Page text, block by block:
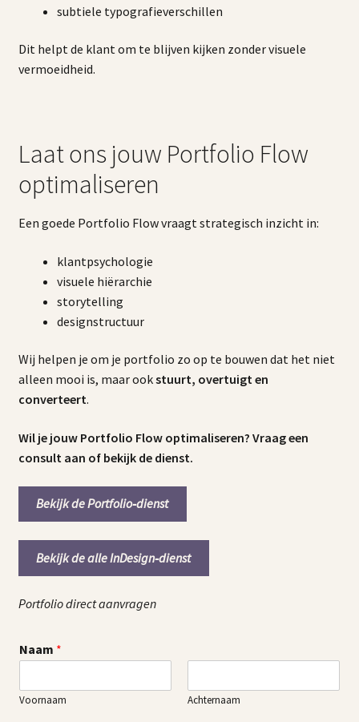
subtiele typografieverschillen
Dit helpt de klant om te blijven kijken zonder visuele
vermoeidheid.
Laat ons jouw Portfolio Flow
optimaliseren
Een goede Portfolio Flow vraagt strategisch inzicht in:
klantpsychologie
visuele hiërarchie
storytelling
designstructuur
Wij helpen je om je portfolio zo op te bouwen dat het niet
alleen mooi is, maar ookstuurt, overtuigt en
converteert.
Wil je jouw Portfolio Flow optimaliseren? Vraag een
consult aan of bekijk de dienst.
Bekijk de Portfolio‑dienst
Bekijk de alle InDesign‑dienst
Portfolio direct aanvragen
Naam *
Voornaam Achternaam